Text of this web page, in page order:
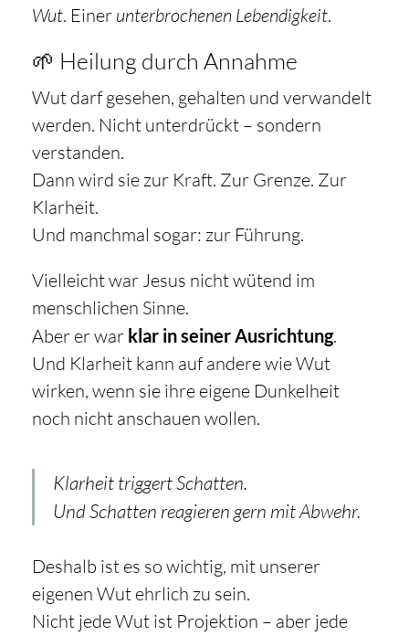
Wut. Einer unterbrochenen Lebendigkeit.
🌱 Heilung durch Annahme
Wut darf gesehen, gehalten und verwandelt
werden. Nicht unterdrückt – sondern
verstanden.
Dann wird sie zur Kraft. Zur Grenze. Zur
Klarheit.
Und manchmal sogar: zur Führung.
Vielleicht war Jesus nicht wütend im
menschlichen Sinne.
Aber er war klar in seiner Ausrichtung.
Und Klarheit kann auf andere wie Wut
wirken, wenn sie ihre eigene Dunkelheit
noch nicht anschauen wollen.
Klarheit triggert Schatten.
Und Schatten reagieren gern mit Abwehr.
Deshalb ist es so wichtig, mit unserer
eigenen Wut ehrlich zu sein.
Nicht jede Wut ist Projektion – aber jede